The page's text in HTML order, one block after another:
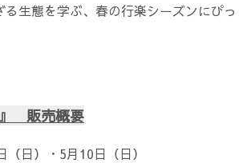
生態を学ぶ、春の行楽シーズンにぴっ
販売概要
日）・5月10日（日）